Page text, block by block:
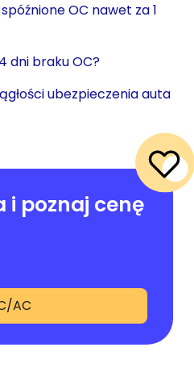
OC nawet za 1
dni braku OC?
ubezpieczenia auta
i poznaj cenę
AC